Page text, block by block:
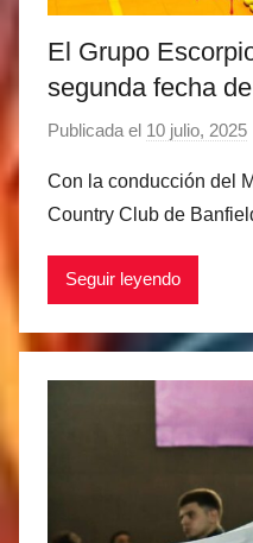
El Grupo
segunda fecha
Publicada el 10 julio, 2025
r
i
Con la conducción del
Country Club de
Seguir leyendo